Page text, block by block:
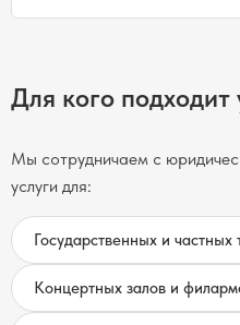
Для кого подходит
Мы сотрудничаем с
услуги для:
Государственных и частных
Концертных залов и